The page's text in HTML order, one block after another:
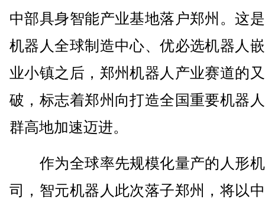
中部具身智能产业基地落户郑州。这
机器人全球制造中心、优必选机器人
业小镇之后，郑州机器人产业赛道的
破，标志着郑州向打造全国重要机器
群高地加速迈进。
作为全球率先规模化量产的人形
司，智元机器人此次落子郑州，将以